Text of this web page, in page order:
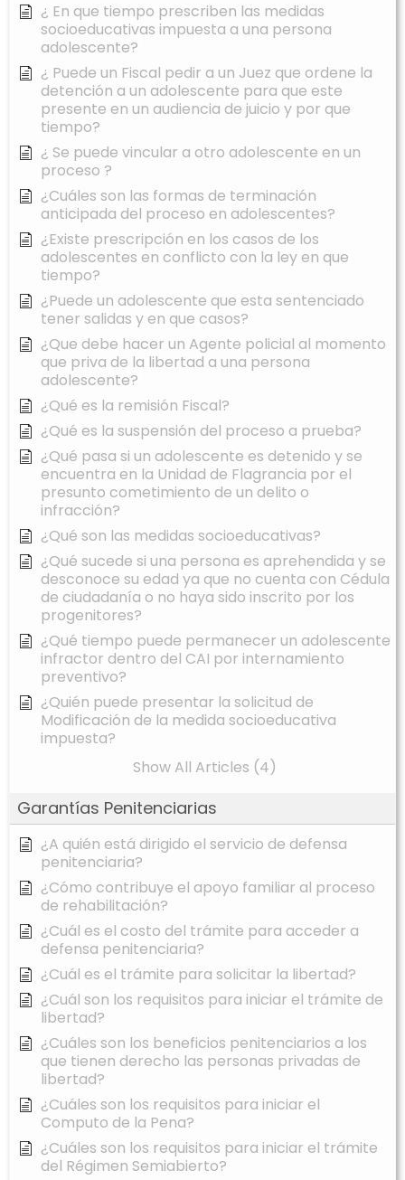
¿ En que tiempo prescriben las medidas
socioeducativas impuesta a una persona
adolescente?
¿ Puede un Fiscal pedir a un Juez que ordene la
detención a un adolescente para que este
presente en un audiencia de juicio y por que
tiempo?
¿ Se puede vincular a otro adolescente en un
proceso ?
¿Cuáles son las formas de terminación
anticipada del proceso en adolescentes?
¿Existe prescripción en los casos de los
adolescentes en conflicto con la ley en que
tiempo?
¿Puede un adolescente que esta sentenciado
tener salidas y en que casos?
¿Que debe hacer un Agente policial al momento
que priva de la libertad a una persona
adolescente?
¿Qué es la remisión Fiscal?
¿Qué es la suspensión del proceso a prueba?
¿Qué pasa si un adolescente es detenido y se
encuentra en la Unidad de Flagrancia por el
presunto cometimiento de un delito o
infracción?
¿Qué son las medidas socioeducativas?
¿Qué sucede si una persona es aprehendida y se
desconoce su edad ya que no cuenta con Cédula
de ciudadanía o no haya sido inscrito por los
progenitores?
¿Qué tiempo puede permanecer un adolescente
infractor dentro del CAI por internamiento
preventivo?
¿Quién puede presentar la solicitud de
Modificación de la medida socioeducativa
impuesta?
Show All Articles (4)
Garantías Penitenciarias
¿A quién está dirigido el servicio de defensa
penitenciaria?
¿Cómo contribuye el apoyo familiar al proceso
de rehabilitación?
¿Cuál es el costo del trámite para acceder a
defensa penitenciaria?
¿Cuál es el trámite para solicitar la libertad?
¿Cuál son los requisitos para iniciar el trámite de
libertad?
¿Cuáles son los beneficios penitenciarios a los
que tienen derecho las personas privadas de
libertad?
¿Cuáles son los requisitos para iniciar el
Computo de la Pena?
¿Cuáles son los requisitos para iniciar el trámite
del Régimen Semiabierto?